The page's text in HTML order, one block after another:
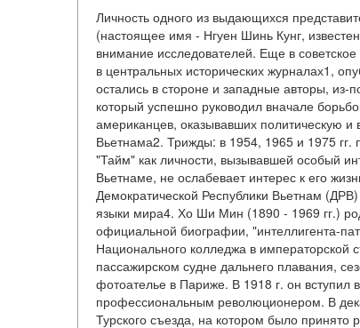
Личность одного из выдающихся
(настоящее имя - Нгуен Шинь Кунг,
внимание исследователей. Еще в
в центральных исторических журналах1,
остались в стороне и западные авторы,
который успешно руководил вначале
американцев, оказывавших политическую
Вьетнама2. Трижды: в 1954, 1965 и 1975
"Тайм" как личности, вызывавшей особый
Вьетнаме, не ослабевает интерес к его
Демократической Республики Вьетнам
языки мира4. Хо Ши Мин (1890 - 1969 гг.)
официальной биографии, "интеллигента-
Национального колледжа в
пассажирском судне дальнего плавания,
фотоателье в Париже. В 1918 г. он вступил
профессиональным революционером. В
Турского съезда, на котором было